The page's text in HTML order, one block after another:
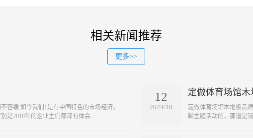
相关新闻推荐
更多>>
容缓 如今我们1是有中国特色的市场经济，
是2018年的企业主们都深有体会...
12
2024/10
定做体育场馆
定做体育场馆木地板品
脚主题活动的，那還是